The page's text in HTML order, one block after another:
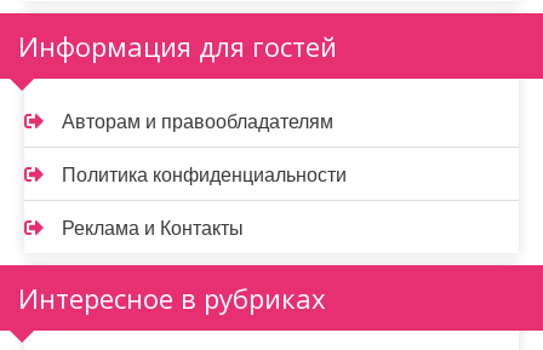
Информация для гостей
Авторам и правообладателям
Политика конфиденциальности
Реклама и Контакты
Интересное в рубриках